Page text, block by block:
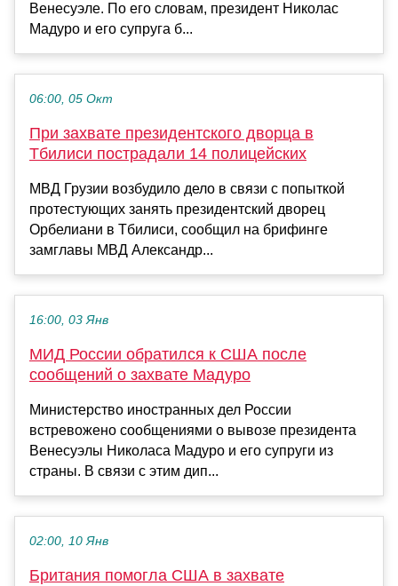
Венесуэле. По его словам, президент Николас
Мадуро и его супруга б...
06:00, 05 Окт
При захвате президентского дворца в
Тбилиси пострадали 14 полицейских
МВД Грузии возбудило дело в связи с попыткой
протестующих занять президентский дворец
Орбелиани в Тбилиси, сообщил на брифинге
замглавы МВД Александр...
16:00, 03 Янв
МИД России обратился к США после
сообщений о захвате Мадуро
Министерство иностранных дел России
встревожено сообщениями о вывозе президента
Венесуэлы Николаса Мадуро и его супруги из
страны. В связи с этим дип...
02:00, 10 Янв
Британия помогла США в захвате